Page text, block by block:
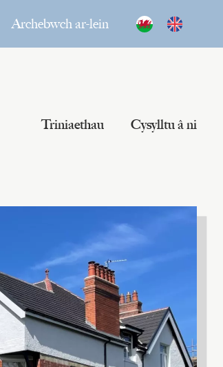
Archebwch ar-lein
Triniaethau Cysylltu â ni